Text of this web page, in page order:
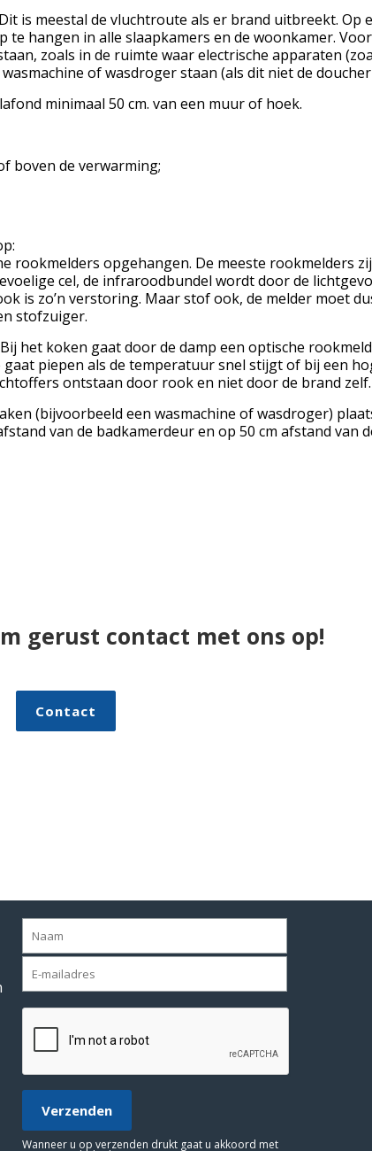
is meestal de vluchtroute als er brand uitbreekt. Op
hangen in alle slaapkamers en de woonkamer.
zoals in de ruimte waar electrische apparaten
of wasdroger staan (als dit niet de
minimaal 50 cm. van een muur of hoek.
boven de verwarming;
opgehangen. De meeste rookmelders
cel, de infraroodbundel wordt door de
is zo’n verstoring. Maar stof ook, de melder moet
stofzuiger.
het koken gaat door de damp een optische
piepen als de temperatuur snel stijgt of bij een
ontstaan door rook en niet door de brand zelf.
(bijvoorbeeld een wasmachine of wasdroger)
van de badkamerdeur en op 50 cm afstand van
gerust contact met ons op!
Contact
Wanneer u op verzenden drukt gaat u akkoord met